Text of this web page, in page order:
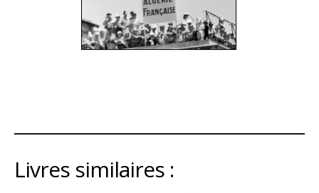
Livres similaires :